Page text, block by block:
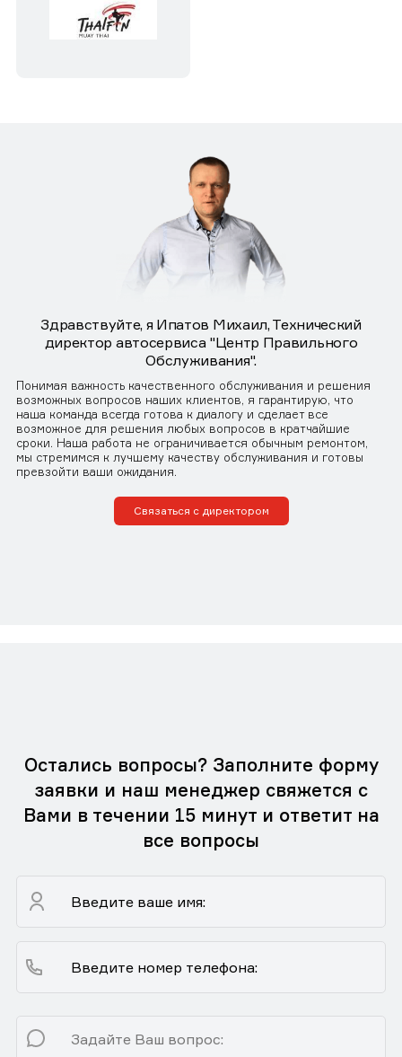
Здравствуйте, я Ипатов Михаил, Технический
директор автосервиса "Центр Правильного
Обслуживания".
Понимая важность качественного обслуживания и решения
возможных вопросов наших клиентов, я гарантирую, что
наша команда всегда готова к диалогу и сделает все
возможное для решения любых вопросов в кратчайшие
сроки. Наша работа не ограничивается обычным ремонтом,
мы стремимся к лучшему качеству обслуживания и готовы
превзойти ваши ожидания.
Связаться с директором
Остались вопросы? Заполните форму
заявки и наш менеджер свяжется с
Вами в течении 15 минут и ответит на
все вопросы